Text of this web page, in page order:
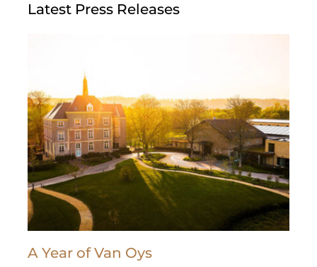
Latest Press Releases
A Year of Van Oys